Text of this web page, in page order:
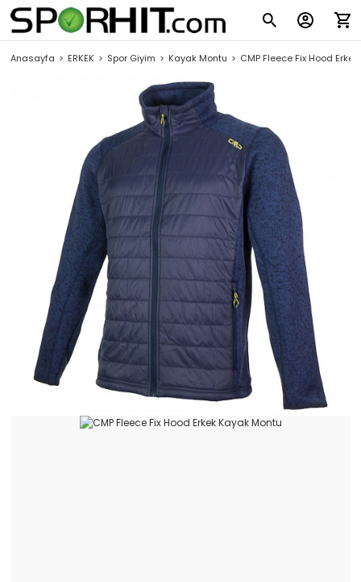
Anasayfa ERKEK Spor Giyim Kayak Montu CMP Fleece Fix Hood